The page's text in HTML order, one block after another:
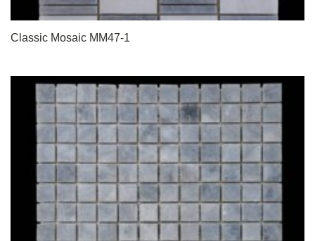
Classic Mosaic MM47-1